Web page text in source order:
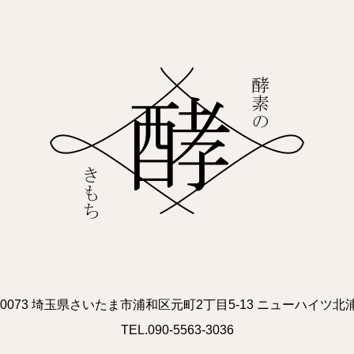
埼玉県さいたま市浦和区元町2丁目5-13 ニューハイツ北
TEL.090-5563-3036